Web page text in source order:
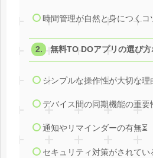
時間管理が自然と身につくコ
無料TO DOアプリの選び方
シンプルな操作性が大切な理
デバイス間の同期機能の重要
通知やリマインダーの有無⏳
セキュリティ対策がされてい